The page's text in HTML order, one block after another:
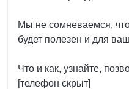
Мы не сомневаемся,
будет полезен и для
Что и как, узнайте,
[телефон скрыт]